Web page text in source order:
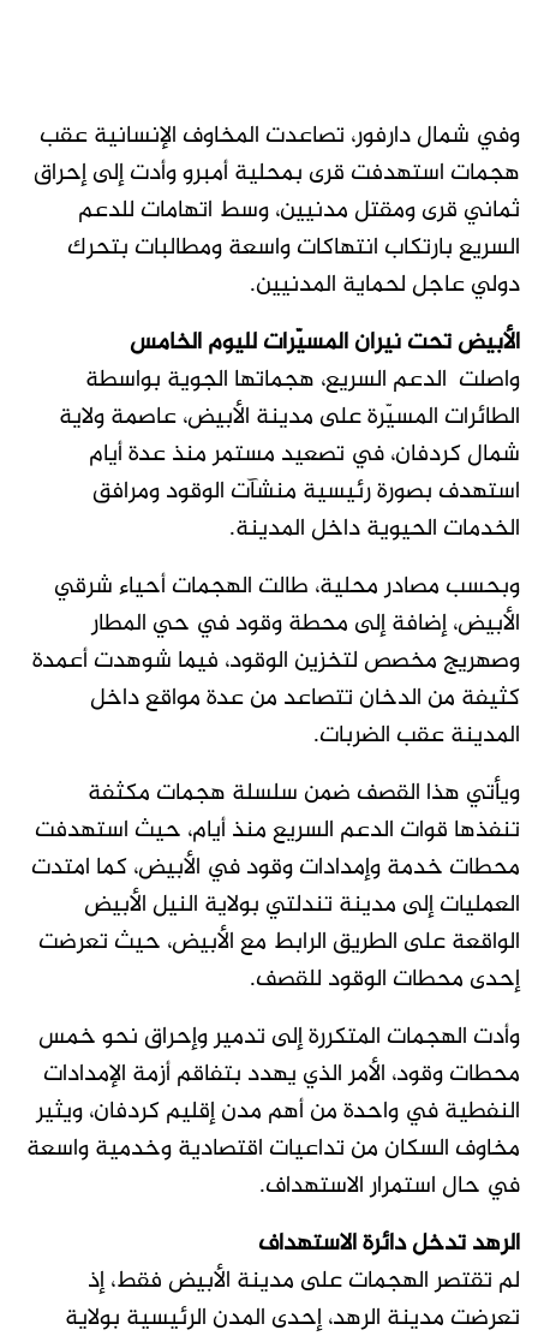
وفي شمال دارفور، تصاعدت المخاوف الإنسانية عقب
هجمات استهدفت قرى بمحلية أمبرو وأدت إلى إحراق
ثماني قرى ومقتل مدنيين، وسط اتهامات للدعم
السريع بارتكاب انتهاكات واسعة ومطالبات بتحرك
دولي عاجل لحماية المدنيين.
الأبيض تحت نيران المسيّرات لليوم الخامس
واصلت الدعم السريع، هجماتها الجوية بواسطة
الطائرات المسيّرة على مدينة الأبيض، عاصمة ولاية
شمال كردفان، في تصعيد مستمر منذ عدة أيام
استهدف بصورة رئيسية منشآت الوقود ومرافق
الخدمات الحيوية داخل المدينة.
وبحسب مصادر محلية، طالت الهجمات أحياء شرقي
الأبيض، إضافة إلى محطة وقود في حي المطار
وصهريج مخصص لتخزين الوقود، فيما شوهدت أعمدة
كثيفة من الدخان تتصاعد من عدة مواقع داخل
المدينة عقب الضربات.
ويأتي هذا القصف ضمن سلسلة هجمات مكثفة
تنفذها قوات الدعم السريع منذ أيام، حيث استهدفت
محطات خدمة وإمدادات وقود في الأبيض، كما امتدت
العمليات إلى مدينة تندلتي بولاية النيل الأبيض
الواقعة على الطريق الرابط مع الأبيض، حيث تعرضت
إحدى محطات الوقود للقصف.
وأدت الهجمات المتكررة إلى تدمير وإحراق نحو خمس
محطات وقود، الأمر الذي يهدد بتفاقم أزمة الإمدادات
النفطية في واحدة من أهم مدن إقليم كردفان، ويثير
مخاوف السكان من تداعيات اقتصادية وخدمية واسعة
في حال استمرار الاستهداف.
الرهد تدخل دائرة الاستهداف
لم تقتصر الهجمات على مدينة الأبيض فقط، إذ
تعرضت مدينة الرهد، إحدى المدن الرئيسية بولاية